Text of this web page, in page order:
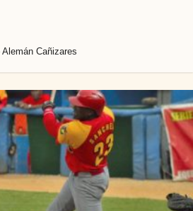
Alemán Cañizares